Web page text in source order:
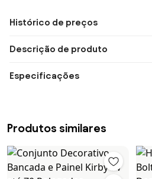
Histórico de preços
Descrição de produto
Especificações
Produtos similares